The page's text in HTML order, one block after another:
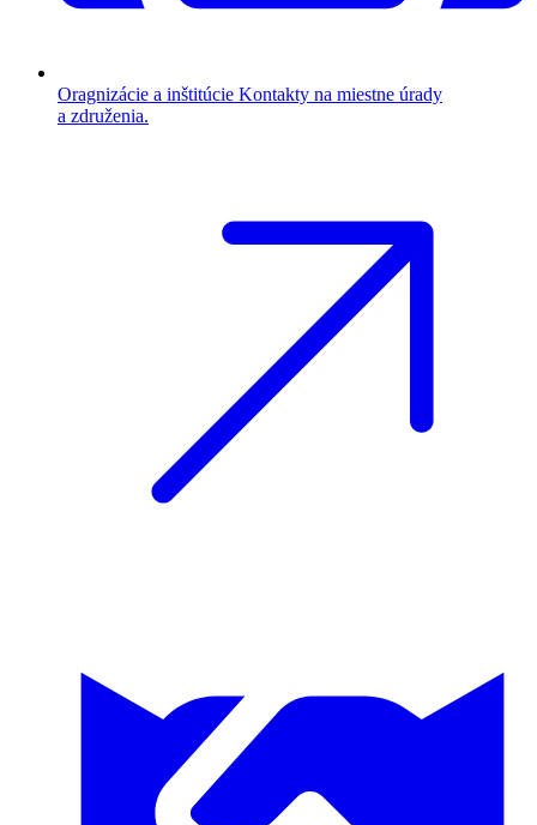
Oragnizácie a inštitúcie Kontakty na miestne úrady
a združenia.